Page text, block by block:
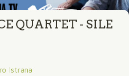
QUARTET - SILE
Istrana